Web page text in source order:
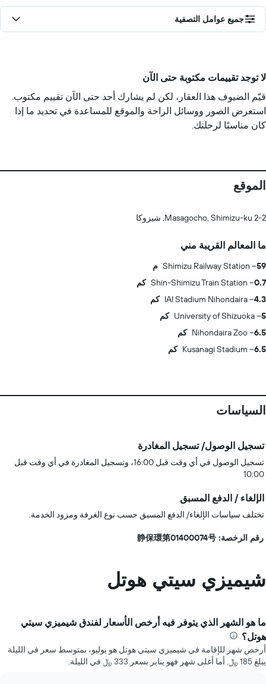
جميع عوامل التصفية
لا توجد تقييمات مكتوبة حتى الآن
قيّم الضيوف هذا العقار، لكن لم يشارك أحد حتى الآن تقييم مكتوب.
استعرض الصور ووسائل الراحة والموقع للمساعدة في تحديد ما إذا
كان مناسبًا لرحلتك.
الموقع
2-2 Masagocho, Shimizu-ku, شيزوكا
ما المعالم القريبة مني
Shimizu Railway Station
59 م
Shin-Shimizu Train Station
0.7 كم
IAI Stadium Nihondaira
4.3 كم
University of Shizuoka
5 كم
Nihondaira Zoo
6.5 كم
Kusanagi Stadium
6.5 كم
السياسات
تسجيل الوصول/ تسجيل المغادرة
تسجيل الوصول في أي وقت قبل 16:00، وتسجيل المغادرة في أي وقت قبل
10:00
الإلغاء / الدفع المسبق
تختلف سياسات الإلغاء/ الدفع المسبق حسب نوع الغرفة ومزود الخدمة.
رقم الرخصة: 静保環第01400074号
شيميزي سيتي هوتل
ما هو الشهر الذي يتوفر فيه أرخص الأسعار لفندق شيميزي سيتي
هوتل؟
أرخص شهر للإقامة في شيميزي سيتي هوتل هو يوليو، بمتوسط سعر في الليلة
يبلغ 185 ﷼. أما أغلى شهر فهو يناير بسعر 333 ﷼ في الليلة.